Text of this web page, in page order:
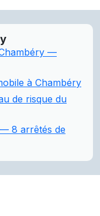
—
à Chambéry
de risque du
8 arrêtés de